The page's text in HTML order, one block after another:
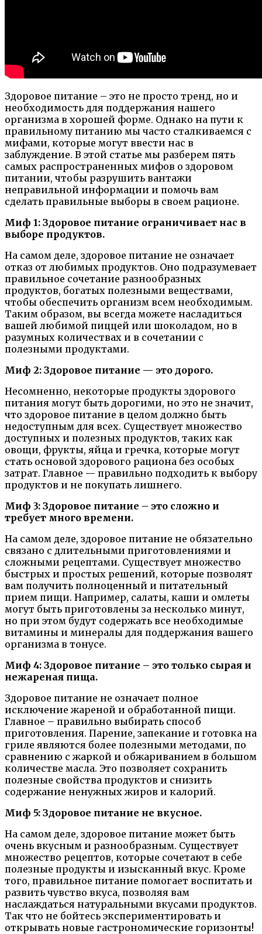
Здоровое питание – это не просто тренд, но и
необходимость для поддержания нашего
организма в хорошей форме. Однако на пути к
правильному питанию мы часто сталкиваемся с
мифами, которые могут ввести нас в
заблуждение. В этой статье мы разберем пять
самых распространенных мифов о здоровом
питании, чтобы разрушить вантажи
неправильной информации и помочь вам
сделать правильные выборы в своем рационе.
Миф 1: Здоровое питание ограничивает нас в
выборе продуктов.
На самом деле, здоровое питание не означает
отказ от любимых продуктов. Оно подразумевает
правильное сочетание разнообразных
продуктов, богатых полезными веществами,
чтобы обеспечить организм всем необходимым.
Таким образом, вы всегда можете насладиться
вашей любимой пиццей или шоколадом, но в
разумных количествах и в сочетании с
полезными продуктами.
Миф 2: Здоровое питание — это дорого.
Несомненно, некоторые продукты здорового
питания могут быть дорогими, но это не значит,
что здоровое питание в целом должно быть
недоступным для всех. Существует множество
доступных и полезных продуктов, таких как
овощи, фрукты, яйца и гречка, которые могут
стать основой здорового рациона без особых
затрат. Главное — правильно подходить к выбору
продуктов и не покупать лишнего.
Миф 3: Здоровое питание – это сложно и
требует много времени.
На самом деле, здоровое питание не обязательно
связано с длительными приготовлениями и
сложными рецептами. Существует множество
быстрых и простых решений, которые позволят
вам получить полноценный и питательный
прием пищи. Например, салаты, каши и омлеты
могут быть приготовлены за несколько минут,
но при этом будут содержать все необходимые
витамины и минералы для поддержания вашего
организма в тонусе.
Миф 4: Здоровое питание – это только сырая и
нежареная пища.
Здоровое питание не означает полное
исключение жареной и обработанной пищи.
Главное – правильно выбирать способ
приготовления. Парение, запекание и готовка на
гриле являются более полезными методами, по
сравнению с жаркой и обжариванием в большом
количестве масла. Это позволяет сохранить
полезные свойства продуктов и снизить
содержание ненужных жиров и калорий.
Миф 5: Здоровое питание не вкусное.
На самом деле, здоровое питание может быть
очень вкусным и разнообразным. Существует
множество рецептов, которые сочетают в себе
полезные продукты и изысканный вкус. Кроме
того, правильное питание помогает воспитать и
развить чувство вкуса, позволяя вам
наслаждаться натуральными вкусами продуктов.
Так что не бойтесь экспериментировать и
открывать новые гастрономические горизонты!